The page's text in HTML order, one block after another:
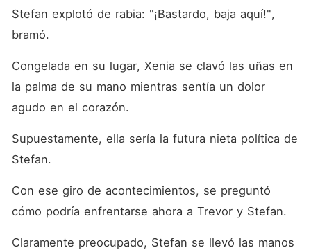
Stefan explotó de rabia: "¡Bastardo, baja aquí!",
bramó.
Congelada en su lugar, Xenia se clavó las uñas en
la palma de su mano mientras sentía un dolor
agudo en el corazón.
Supuestamente, ella sería la futura nieta política de
Stefan.
Con ese giro de acontecimientos, se preguntó
cómo podría enfrentarse ahora a Trevor y Stefan.
Claramente preocupado, Stefan se llevó las manos